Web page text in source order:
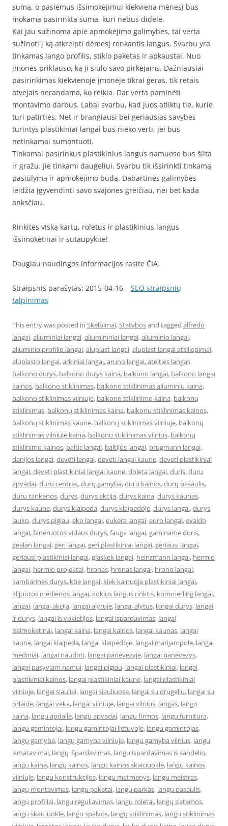
sumą, o pasiėmus išsimokėjimui kiekviena mėnesį bus
mokama pasirinkta suma, kuri nebus didelė.
Kai jau sužinoma apie apmokėjimo galimybes, tai verta
sužinoti į ką atkreipti dėmesį renkantis langus. Svarbu yra
tinkamas lango profilis, stiklo paketas ir apkaustai. Nuo
įmonės priklauso, ką ji siūlo savo pirkėjams. Dažniausiai
pasirinkimas kiekvienoje įmonėje tikrai geras, tik retais
atvejais nerandama, ko reikia. Dar verta paminėti
montavimo darbus. Labai svarbu, kad juos atliktų tie, kurie
turi patirties. Net ir brangiausi bei geriausias savybes
turintys plastikiniai langai bus nieko verti, jei bus
netinkamai sumontuoti.
Tinkamai pasirinkus plastikinius langus namuose bus šilta
ir gražu. Jie tinkami daugeliui. Svarbu tik išsirinkti tinkamą
pasiūlymą ir apmokėjimo būdą. Dabartinės galimybės
leidžia įgyvendinti savo svajones greičiau, nei bet kada
anksčiau.
Rinkitės viską kartų, roletus ir plastikinius langus
išsimokėtinai ir sutaupykite!
Daugiau naudingos informacijos rasite ČIA.
Straipsnis parašytas: 2015-04-16 – SEO straipsnių
talpinimas
This entry was posted in Skelbimai,Statybosand tagged alfredo
langai,aliuminiai langai,aliumininiai langai,aliuminio langai,
aliuminio profilio langai,aluplast langai,aluplast langai atsiliepimai,
aluplasto langai,arkiniai langai,aruno langai,ateities langas,
balkono durys, balkono durys kaina, balkono langai, balkono langai
kainos, balkono stiklinimas, balkono stiklinimas aliuminiu kaina,
balkono stiklinimas vilniuje, balkono stiklinimo kaina, balkonų
stiklinimas, balkonų stiklinimas kaina, balkonu stiklinimas kainos,
balkonų stiklinimas kaune, balkonų stiklinimas vilniuje, balkonų
stiklinimas vilniuje kaina, balkonu stiklinimas vilnius, balkonų
stiklinimo kainos, baltic langai, baltijos langai, brugmann langai,
danijos langai,deveti langai,deveti langai kaune,deveti plastikiniai
langai,deveti plastikiniai langai kaune,doleta langai,duris,duru
apvadai,duru centras,durų gamyba,duru kainos,durų pasaulis,
duru rankenos,durys,durys akcija,durys kaina,durys kaunas,
durys kaune,durys klaipeda,durys klaipedoje,durys langai,durys
lauko,durys pigiau,eko langai,eukera langai,euro langai,evaldo
langai,faneruotos vidaus durys,fauga langai,gaminame duris,
gealan langai,geri langai,geri plastikiniai langai,geriausi langai,
geriausi plastikiniai langai,glaskek langai, heinzmann langai, hermio
langai, hermio projektai, hronas, hronas langai, hrono langai,
kambarines durys, kbe langai, kiek kainuoja plastikiniai langai,
klijuotos medienos langai, kokius langus rinktis, kommerling langai,
langai, langai akcija, langai alytuje, langai alytus, langai durys, langai
ir durys, langai is vokietijos, langai ispardavimas, langai
issimoketinai, langai kaina, langai kainos, langai kaunas, langai
kaune, langai klaipeda, langai klaipedoje, langai marijampole, langai
mediniai, langai naudoti, langai panevezyje, langai panevezys,
langai pasyviam namui, langai pigiau, langai plastikiniai, langai
plastikiniai kainos, langai plastikiniai kaune, langai plastikiniai
vilniuje, langai siauliai, langai siauliuose, langai su drugeliu, langai su
orlaide, langai veka, langai vilniuje, langai vilnius, langas, lango
kaina, langu apdaila, langu apvadai, langu firmos, langu furnitura,
langu gamintojai, langu gamintojai lietuvoje, langu gamintojas,
langų gamyba, langų gamyba vilniuje, langu gamyba vilnius, langu
ismatavimai, langų išpardavimas, langu ispardavimas is sandelio,
langu kaina, langų kainos, langu kainos skaiciuokle, langu kainos
vilniuje, langu konstrukcijos, langu matmenys, langu meistras,
langų montavimas, langu paketai, langu parkas, langu pasaulis,
langu profiliai, langu reguliavimas, langu roletai, langų sistemos,
langu skaiciuokle, langu spalvos, langų stiklinimas, langu stiklinimas